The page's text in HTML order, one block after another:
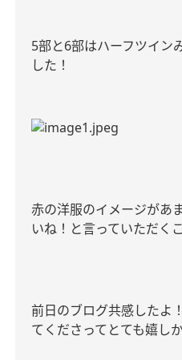
5部と6部はハーフツイン
した！
赤の洋服のイメージがあ
いね！と言っていただく
前日のブログ共感したよ
てくださってとても嬉し